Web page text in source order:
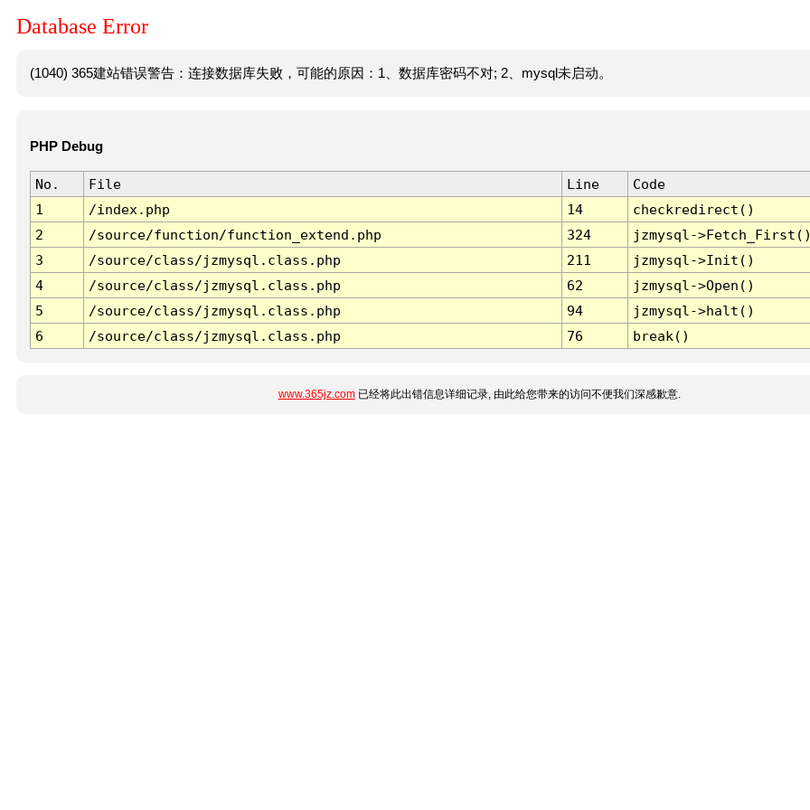
Database Error
(1040) 365建站错误警告：连接数据库失败，可能的原因：1、数据库密码不对; 2、mysql未启动。
PHP Debug
No. File Line
Code
1
/index.php 14
checkredirect()
2
/source/function/function_extend.php 324
jzmysql-
3
/source/class/jzmysql.class.php 211
jzmysql->Init()
4
/source/class/jzmysql.class.php 62
jzmysql->Open()
5
/source/class/jzmysql.class.php 94
jzmysql->halt()
6
/source/class/jzmysql.class.php 76 break()
www.365jz.com已经将此出错信息详细记录, 由此给您带来的访问不便我们深感歉意.